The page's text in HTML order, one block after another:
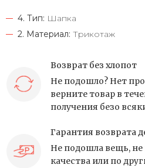
4. Тип: Шапка
2. Материал: Трикотаж
Возврат без хлопот
Не подошло? Нет
верните товар в
получения безо
Гарантия возврата
Не подошла вещь, не
качества или по